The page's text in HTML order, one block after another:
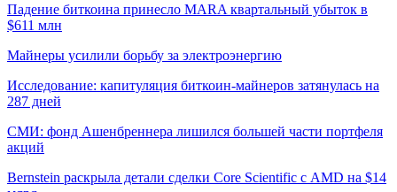
Падение биткоина принесло MARA квартальный убыток в
$611 млн
Майнеры усилили борьбу за электроэнергию
Исследование: капитуляция биткоин-майнеров затянулась на
287 дней
СМИ: фонд Ашенбреннера лишился большей части портфеля
акций
Bernstein раскрыла детали сделки Core Scientific с AMD на $14